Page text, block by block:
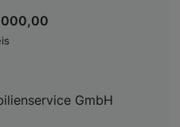
GmbH